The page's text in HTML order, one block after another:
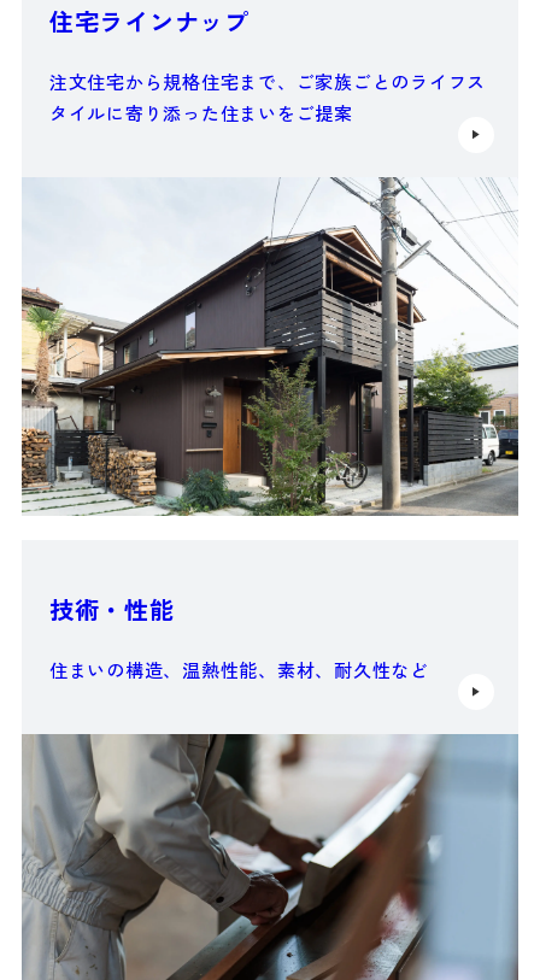
住宅ラインナップ
注文住宅から規格住宅まで、ご家族ごとのライフス
タイルに寄り添った住まいをご提案
技術・性能
住まいの構造、温熱性能、素材、耐久性など